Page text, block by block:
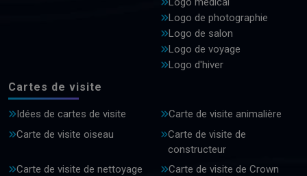
Logo de photographie
Logo de salon
Logo de voyage
Logo d'hiver
Cartes de visite
Idées de cartes de visite
Carte de visite animalière
Carte de visite oiseau
Carte de visite de
constructeur
Carte de visite de nettoyage
Carte de visite de Crown